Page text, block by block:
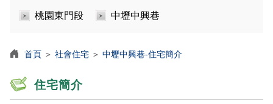
桃園東門段 中壢中興巷
首頁 ＞ 社會住宅 ＞ 中壢中興巷-住宅簡介
住宅簡介